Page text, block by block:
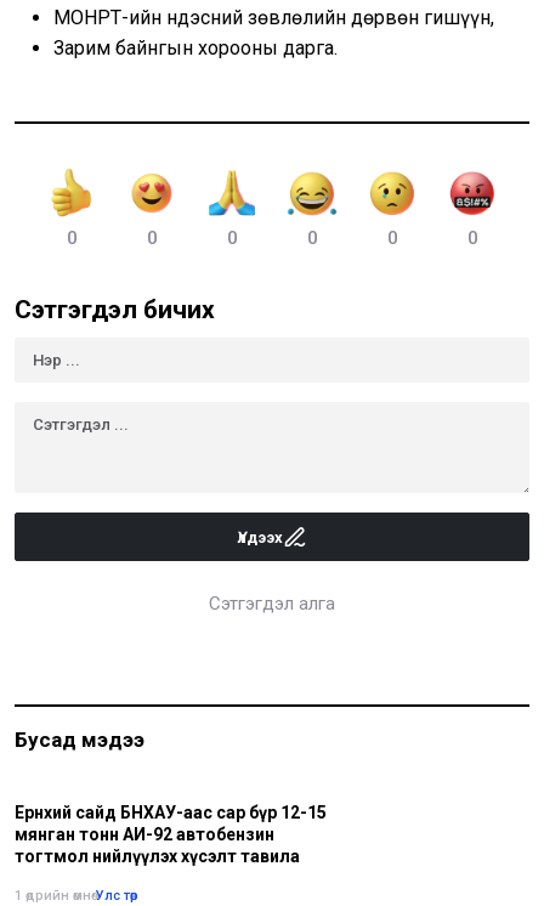
МҮОНРТ-ийн Үндэсний зөвлөлийн дөрвөн гишүүн,
Зарим байнгын хорооны дарга.
0 0 0 0 0 0
Сэтгэгдэл бичих
Үлдээх
Сэтгэгдэл алга
Бусад мэдээ
Ерөнхий сайд БНХАУ-аас сар бүр 12-15
мянган тонн АИ-92 автобензин
тогтмол нийлүүлэх хүсэлт тавила
1 өдрийн өмнө•Улс төр